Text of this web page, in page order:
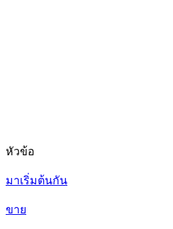
หัวข้อ
มาเริ่มต้นกัน
ขาย